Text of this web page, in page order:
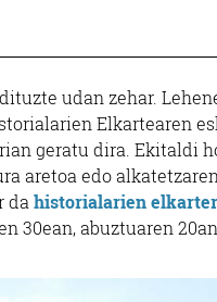
udan zehar.
Elkartearen
geratu dira. Ekitaldi
aretoa edo
da historialarien
30ean, abuztuaren